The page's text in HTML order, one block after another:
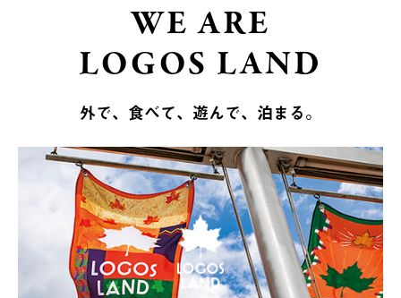
WE ARE
LOGOS LAND
外で、食べて、遊んで、泊まる。